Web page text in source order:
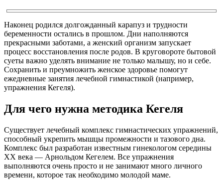
Наконец родился долгожданный карапуз и трудности
беременности остались в прошлом. Дни наполняются
прекрасными заботами, а женский организм запускает
процесс восстановления после родов. В круговороте бытовой
суеты важно уделять внимание не только малышу, но и себе.
Сохранить и преумножить женское здоровье помогут
ежедневные занятия лечебной гимнастикой (например,
упражнения Кегеля).
Для чего нужна методика Кегеля
Существует лечебный комплекс гимнастических упражнений,
способный укрепить мышцы промежности и тазового дна.
Комплекс был разработан известным гинекологом середины
ХХ века — Арнольдом Кегелем. Все упражнения
выполняются очень просто и не занимают много личного
времени, которое так необходимо молодой маме.